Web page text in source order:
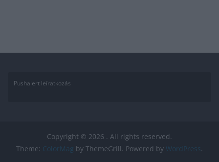
Pushalert leíratkozás
Copyright © 2026 . All rights reserved.
Theme: ColorMag by ThemeGrill. Powered by WordPress.